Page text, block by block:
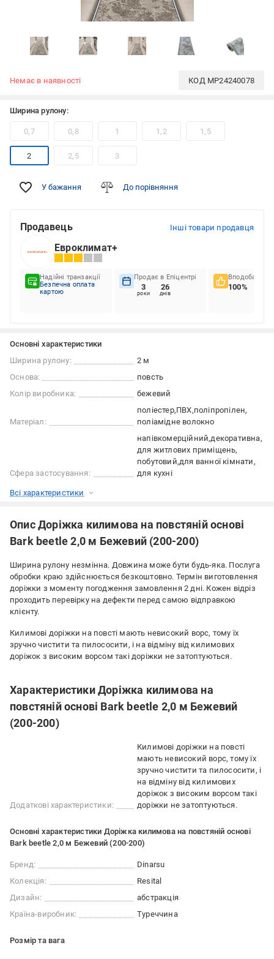
Немає в наявності КОД MP24240078
Ширина рулону:
0,7 0,8 1 1,2 1,5
2 2,5 3
У бажання До порівняння
Продавець Інші товари продавця
Евроклимат+
Надійні транзакції
Безпечна оплата
картою
Продає в Епіцентрі
3
роки
26
днів
Вподобання
100%
Основні характеристики
Ширина рулону:
2 м
Основа:
повсть
Колір виробника:
бежевий
Матеріал:
поліестер ПВХ поліпропілен
поліамідне волокно
Сфера застосування:
напівкомерційний декоративна
для житлових приміщень
побутовий для ванної кімнати
для кухні
Всі характеристики
Опис Доріжка килимова на повстяній основі
Bark beetle 2,0 м Бежевий (200-200)
Ширина рулону незмінна. Довжина може бути будь-яка. Послуга
обробки краю здійснюється безкоштовно. Термін виготовлення
доріжки з моменту погодження замовлення 2 дні. Кожен відріз
проходить перевірку на дефекти перед самою відправкою
клієнту.
Килимові доріжки на повсті мають невисокий ворс, тому їх
зручно чистити та пилососити, і на відміну від килимових
доріжок з високим ворсом такі доріжки не затоптуються.
Характеристики Доріжка килимова на
повстяній основі Bark beetle 2,0 м Бежевий
(200-200)
Додаткові характеристики:
Килимові доріжки на повсті
мають невисокий ворс, тому їх
зручно чистити та пилососити, і
на відміну від килимових
доріжок з високим ворсом такі
доріжки не затоптуються.
Основні характеристики Доріжка килимова на повстяній основі
Bark beetle 2,0 м Бежевий (200-200)
Бренд:
Dinarsu
Колекція:
Resital
Дизайн:
абстракція
Країна-виробник:
Туреччина
Розмір та вага